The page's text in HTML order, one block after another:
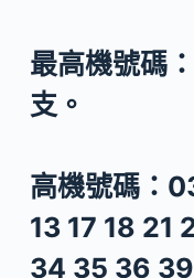
最高機號碼：
支。
高機號碼：
13 17 18
34 35 36 39